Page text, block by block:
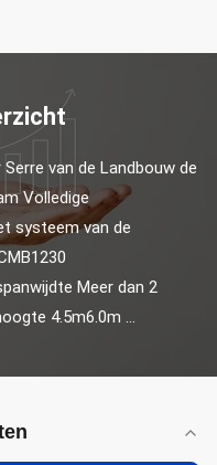
van de Landbouw de
Volledige
systeem van de
Meer dan 2
4.5m6.0m ...